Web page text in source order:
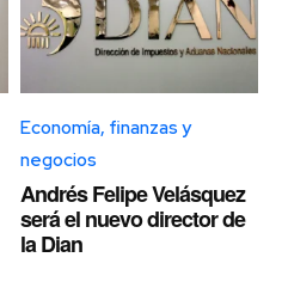
Economía, finanzas y
negocios
Andrés Felipe Velásquez
será el nuevo director de
la Dian